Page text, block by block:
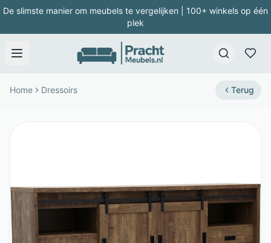
De slimste manier om meubels te vergelijken | 100+ winkels op één
plek
Home Dressoirs Terug